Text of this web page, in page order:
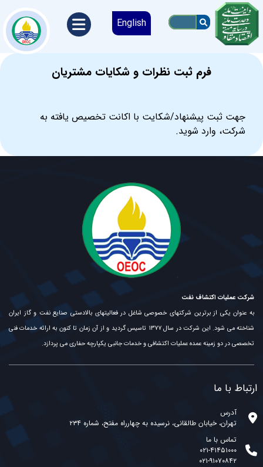
English
فرم ثبت نظرات و شکایات مشتریان
جهت ثبت پیشنهاد/شکایت با اکانت تخصیص یافته به
شرکت، وارد شوید.
شرکت عملیات اکتشاف نفت
به عنوان یکی از برترین شرکتهای خصوصی شاغل در فعالیتهای بالادستی صنایع نفت و گاز ایران
شناخته می شود. این شرکت در سال ۱۳۷۷ تاسیس گردید و از آن زمان تا کنون به ارائه خدمات فنی
تخصصی در دو زمینه عمده عملیات اکتشافی و خدمات جانبی یکپارچه حفاری می پردازد.
ارتباط با ما
آدرس
تهران، خیابان طالقانی، نرسیده به چهارراه مفتح، شماره ۲۳۴
تماس با ما
۰۲۱-۴۱۴۵۱۰۰۰
۰۲۱-۹۱۰۷۰۸۴۲